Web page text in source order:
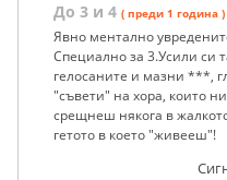
До 3 и 4 ( преди 1 година )
Явно ментално
Специално за 3.Усили си
гелосаните и мазни ***,
"съвети" на хора, които
срещнеш някога в
гетото в което "живееш"!